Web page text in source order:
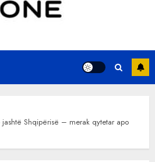
Shqipërisë – merak qytetar apo